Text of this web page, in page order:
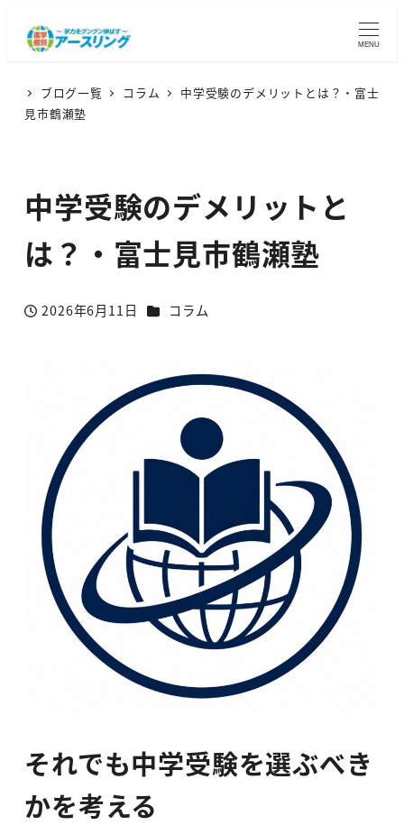
MENU
ブログ一覧 コラム
中学受験のデメリットとは？・富士
見市鶴瀬塾
中学受験のデメリットと
は？・富士見市鶴瀬塾
投稿日
2026年6月11日 カテゴリー
コラム
それでも中学受験を選ぶべき
かを考える